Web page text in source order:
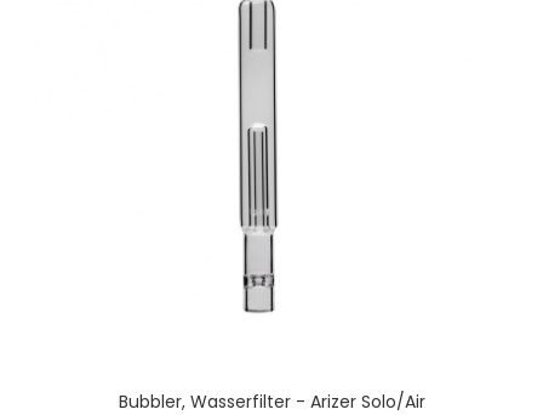
Bubbler, Wasserfilter - Arizer Solo/Air